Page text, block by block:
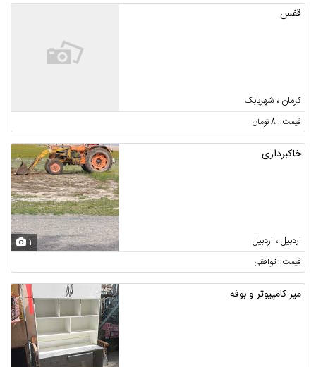
قفس
کرمان ، شهربابک
قیمت : 8 تومان
خاکبرداری
اردبیل ، اردبیل 1
قیمت : توافقی
میز کامپیوتر و بوفه